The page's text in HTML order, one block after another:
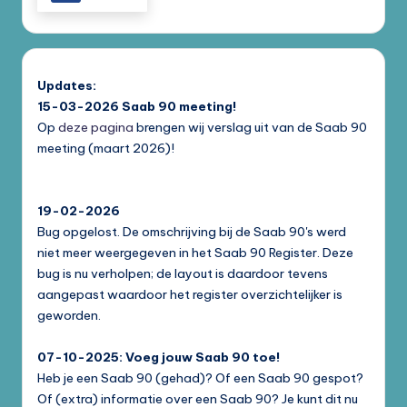
Updates:
15-03-2026 Saab 90 meeting!
Op deze pagina brengen wij verslag uit van de Saab 90
meeting (maart 2026)!
19-02-2026
Bug opgelost. De omschrijving bij de Saab 90's werd
niet meer weergegeven in het Saab 90 Register. Deze
bug is nu verholpen; de layout is daardoor tevens
aangepast waardoor het register overzichtelijker is
geworden.
07-10-2025: Voeg jouw Saab 90 toe!
Heb je een Saab 90 (gehad)? Of een Saab 90 gespot?
Of (extra) informatie over een Saab 90? Je kunt dit nu